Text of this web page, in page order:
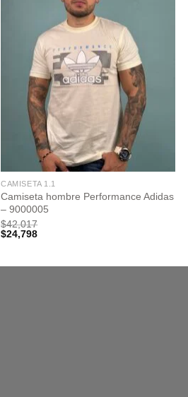
CAMISETA 1.1
Camiseta hombre Performance Adidas
– 9000005
$42,017
$24,798